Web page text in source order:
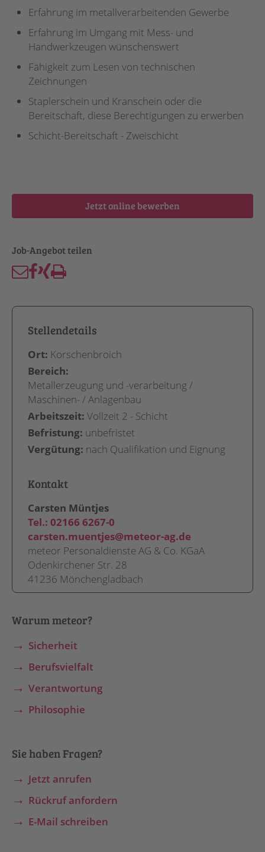
Erfahrung im metallverarbeitenden Gewerbe
Erfahrung im Umgang mit Mess- und
Handwerkzeugen wünschenswert
Fähigkeit zum Lesen von technischen
Zeichnungen
Staplerschein und Kranschein oder die
Bereitschaft, diese Berechtigungen zu erwerben
Schicht-Bereitschaft - Zweischicht
Jetzt online bewerben
Stellendetails
Ort: Korschenbroich
Bereich:
Metallerzeugung und -verarbeitung /
Maschinen- / Anlagenbau
Arbeitszeit: Vollzeit 2 - Schicht
Befristung: unbefristet
Vergütung: nach Qualifikation und Eignung
Kontakt
Carsten Müntjes
Tel.: 02166 6267-0
carsten.muentjes@meteor-ag.de
meteor Personaldienste AG & Co. KGaA
Odenkirchener Str. 28
41236 Mönchengladbach
Warum meteor?
Sicherheit
Berufsvielfalt
Verantwortung
Philosophie
Sie haben Fragen?
Jetzt anrufen
Rückruf anfordern
E-Mail schreiben